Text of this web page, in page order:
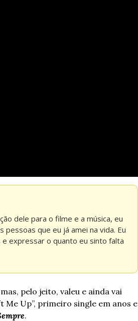
dele para o filme e a música, eu
que eu já amei na vida. Eu
expressar o quanto eu sinto falta
pelo jeito, valeu e ainda vai
Up”, primeiro single em anos e
.